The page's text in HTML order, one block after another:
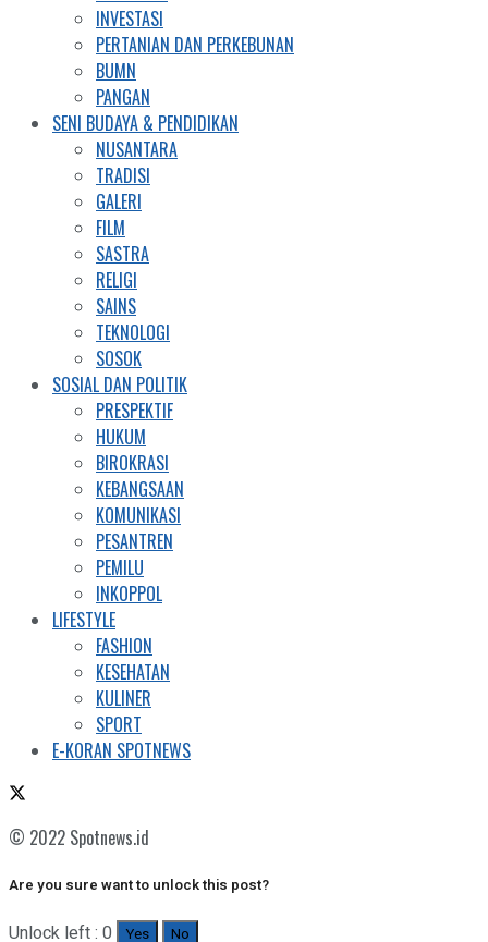
INVESTASI
PERTANIAN DAN PERKEBUNAN
BUMN
PANGAN
SENI BUDAYA & PENDIDIKAN
NUSANTARA
TRADISI
GALERI
FILM
SASTRA
RELIGI
SAINS
TEKNOLOGI
SOSOK
SOSIAL DAN POLITIK
PRESPEKTIF
HUKUM
BIROKRASI
KEBANGSAAN
KOMUNIKASI
PESANTREN
PEMILU
INKOPPOL
LIFESTYLE
FASHION
KESEHATAN
KULINER
SPORT
E-KORAN SPOTNEWS
© 2022 Spotnews.id
Are you sure want to unlock this post?
Unlock left : 0 Yes No